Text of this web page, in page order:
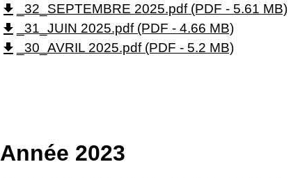
file_download _32_SEPTEMBRE 2025.pdf (PDF - 5.61 MB)
file_download _31_JUIN 2025.pdf (PDF - 4.66 MB)
file_download _30_AVRIL 2025.pdf (PDF - 5.2 MB)
Année 2023